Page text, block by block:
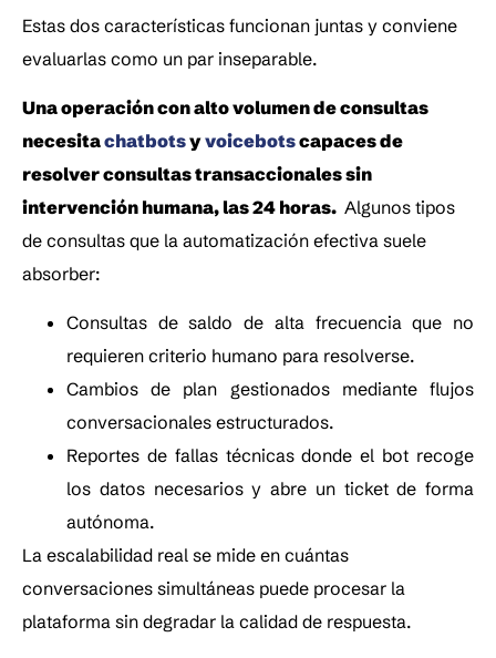
Estas dos características funcionan juntas y conviene
evaluarlas como un par inseparable.
Una operación con alto volumen de consultas
necesita chatbots y voicebots capaces de
resolver consultas transaccionales sin
intervención humana, las 24 horas. Algunos tipos
de consultas que la automatización efectiva suele
absorber:
Consultas de saldo de alta frecuencia que no
requieren criterio humano para resolverse.
Cambios de plan gestionados mediante flujos
conversacionales estructurados.
Reportes de fallas técnicas donde el bot recoge
los datos necesarios y abre un ticket de forma
autónoma.
La escalabilidad real se mide en cuántas
conversaciones simultáneas puede procesar la
plataforma sin degradar la calidad de respuesta.